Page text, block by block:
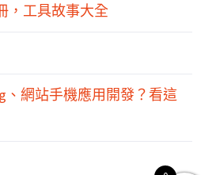
，工具故事大全
、網站手機應用開發？看這